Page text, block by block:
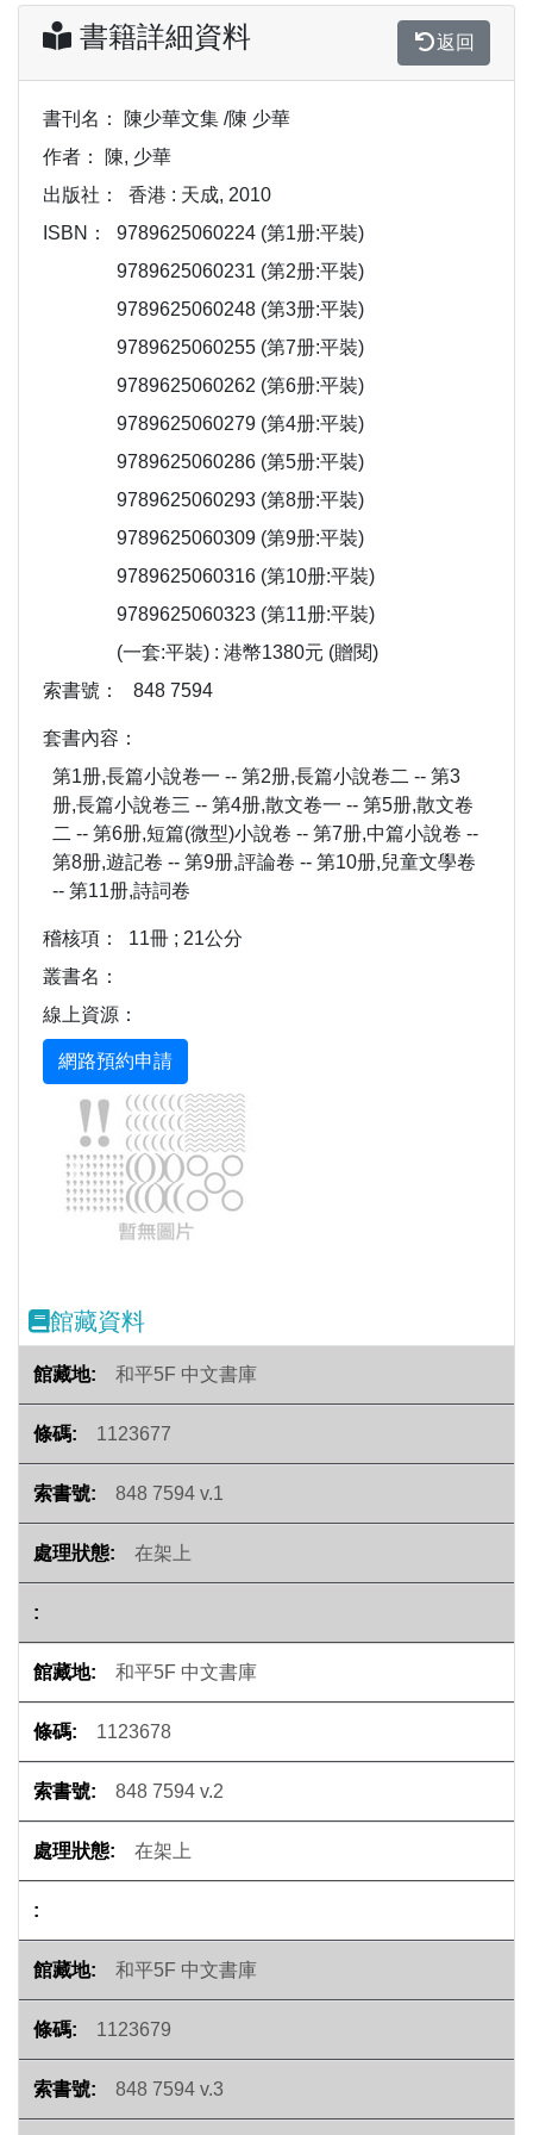
書籍詳細資料 返回
書刊名：
陳少華文集 /陳 少華
作者：
陳, 少華
出版社：
香港 : 天成, 2010
ISBN：
9789625060224 (第1册:平裝)
9789625060231 (第2册:平裝)
9789625060248 (第3册:平裝)
9789625060255 (第7册:平裝)
9789625060262 (第6册:平裝)
9789625060279 (第4册:平裝)
9789625060286 (第5册:平裝)
9789625060293 (第8册:平裝)
9789625060309 (第9册:平裝)
9789625060316 (第10册:平裝)
9789625060323 (第11册:平裝)
(一套:平裝) : 港幣1380元 (贈閱)
索書號：
848 7594
套書內容：
第1册,長篇小說卷一 -- 第2册,長篇小說卷二 -- 第3
册,長篇小說卷三 -- 第4册,散文卷一 -- 第5册,散文卷
二 -- 第6册,短篇(微型)小說卷 -- 第7册,中篇小說卷 --
第8册,遊記卷 -- 第9册,評論卷 -- 第10册,兒童文學卷
-- 第11册,詩詞卷
稽核項：
11冊 ; 21公分
叢書名：
線上資源：
Previous
館藏資料
和平5F 中文書庫
1123677
848 7594 v.1
在架上
和平5F 中文書庫
1123678
848 7594 v.2
在架上
和平5F 中文書庫
1123679
848 7594 v.3